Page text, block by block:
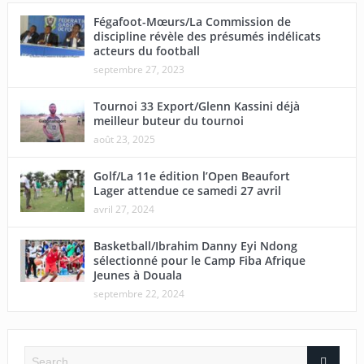
Fégafoot-Mœurs/La Commission de
discipline révèle des présumés indélicats
acteurs du football
septembre 27, 2023
Tournoi 33 Export/Glenn Kassini déjà
meilleur buteur du tournoi
août 23, 2025
Golf/La 11e édition l’Open Beaufort
Lager attendue ce samedi 27 avril
avril 27, 2024
Basketball/Ibrahim Danny Eyi Ndong
sélectionné pour le Camp Fiba Afrique
Jeunes à Douala
septembre 22, 2024